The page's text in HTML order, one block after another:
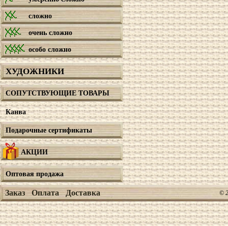
сложно
очень сложно
особо сложно
ХУДОЖНИКИ
СОПУТСТВУЮЩИЕ ТОВАРЫ
Канва
Подарочные сертификаты
АКЦИИ
Оптовая продажа
Заказ Оплата Доставка ©